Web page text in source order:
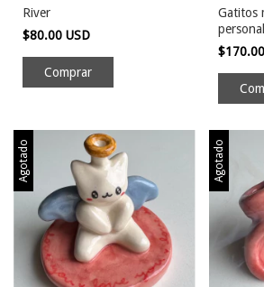
River
$80.00 USD
Gatitos
Agotado Agotado